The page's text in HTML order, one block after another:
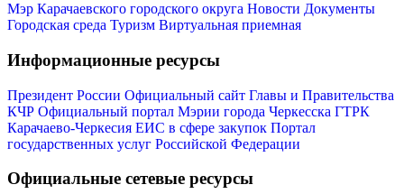
Мэр Карачаевского городского округа Новости Документы
Городская среда Туризм Виртуальная приемная
Информационные ресурсы
Президент России Официальный сайт Главы и Правительства
КЧР Официальный портал Мэрии города Черкесска ГТРК
Карачаево-Черкесия ЕИС в сфере закупок Портал
государственных услуг Российской Федерации
Официальные сетевые ресурсы
приемная
Культурный
код кластера